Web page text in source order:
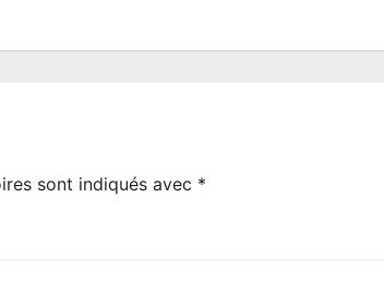
sont indiqués avec *